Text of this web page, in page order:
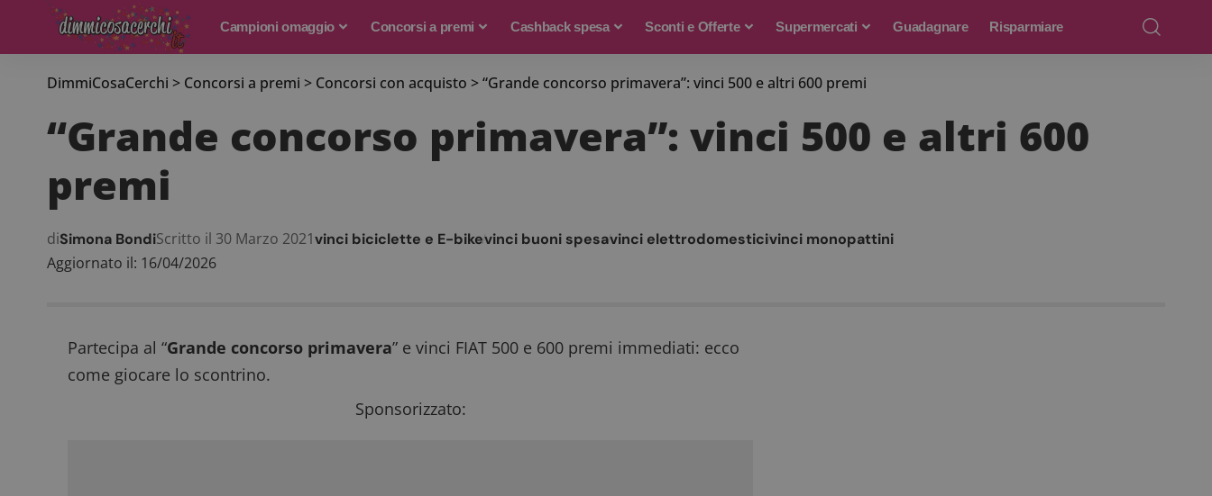
Campioni omaggio Concorsi a premi Cashback spesa Sconti e Offerte Supermercati Guadagnare Risparmiare
DimmiCosaCerchi > Concorsi a premi > Concorsi con acquisto >“Grande concorso primavera”: vinci 500 e altri 600 premi
“Grande concorso primavera”: vinci 500 e altri 600
premi
Aggiornato il: 16/04/2026
diSimona BondiScritto il 30 Marzo 2021vinci biciclette e E-bikevinci buoni spesavinci elettrodomesticivinci monopattini
Partecipa al “Grande concorso primavera” e vinci FIAT 500 e 600 premi immediati: ecco
come giocare lo scontrino.
Sponsorizzato: